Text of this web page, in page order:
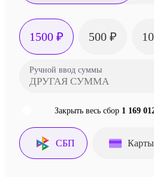
1500 ₽ 500 ₽
Ручной ввод суммы
Закрыть весь сбор 1 169
СБП Карты